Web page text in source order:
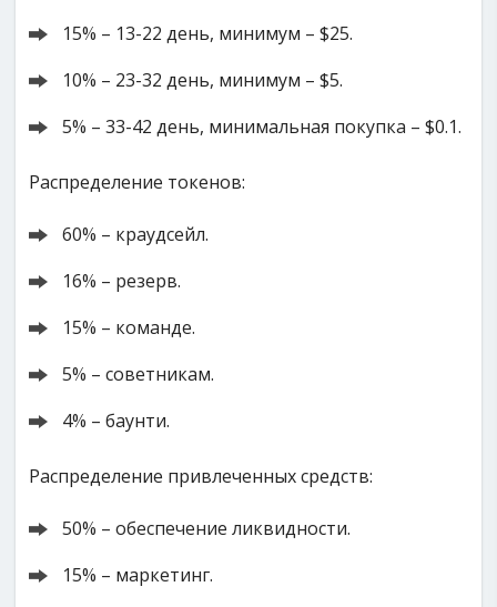
15% – 13-22 день, минимум – $25.
10% – 23-32 день, минимум – $5.
5% – 33-42 день, минимальная покупка – $0.1.
Распределение токенов:
60% – краудсейл.
16% – резерв.
15% – команде.
5% – советникам.
4% – баунти.
Распределение привлеченных средств:
50% – обеспечение ликвидности.
15% – маркетинг.